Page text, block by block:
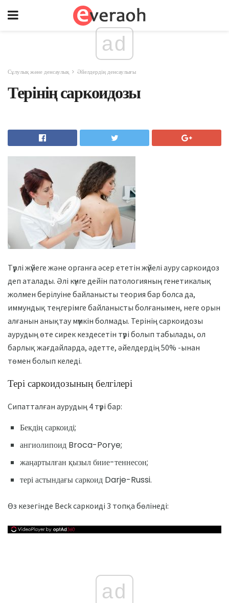
ad
Сұлулық және денсаулық Әйелдердің денсаулығы
Терінің саркоидозы
Түрлі жүйеге және органға әсер ететін жүйелі ауру саркоидоз
деп аталады. Әлі күнге дейін патологияның генетикалық
жолмен берілуіне байланысты теория бар болса да,
иммундық теңгерімге байланысты болғанымен, неге орын
алғанын анықтау мүмкін болмады. Терінің саркоидозы
аурудың өте сирек кездесетін түрі болып табылады, ол
барлық жағдайларда, әдетте, әйелдердің 50% -ынан
төмен болып келеді.
Тері саркоидозының белгілері
Сипатталған аурудың 4 түрі бар:
Бекдің саркоиді;
ангиолипоид Broca-Porye;
жаңартылған қызыл биие-теннесон;
тері астындағы саркоид Darje-Russi.
Өз кезегінде Beck саркоиді 3 топқа бөлінеді:
ad